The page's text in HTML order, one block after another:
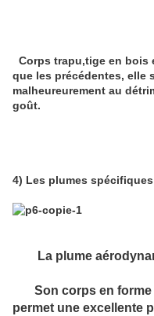
Corps trapu,tige en bois
que les précédentes, elle
malheureurement au
goût.
4) Les plumes
La plume
Son corps en forme
permet une excellente